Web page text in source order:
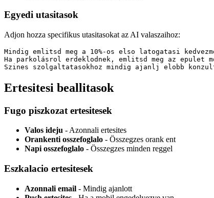
Egyedi utasitasok
Adjon hozza specifikus utasitasokat az AI valaszaihoz:
Mindig emlitsd meg a 10%-os elso latogatasi
Ha parkolásrol erdeklodnek, emlitsd meg az epulet
Ertesitesi beallitasok
Fugo piszkozat ertesitesek
Valos ideju - Azonnali ertesites
Orankenti osszefoglalo - Összegzes orank ent
Napi osszefoglalo - Összegzes minden reggel
Eszkalacio ertesitesek
Azonnali email - Mindig ajanlott